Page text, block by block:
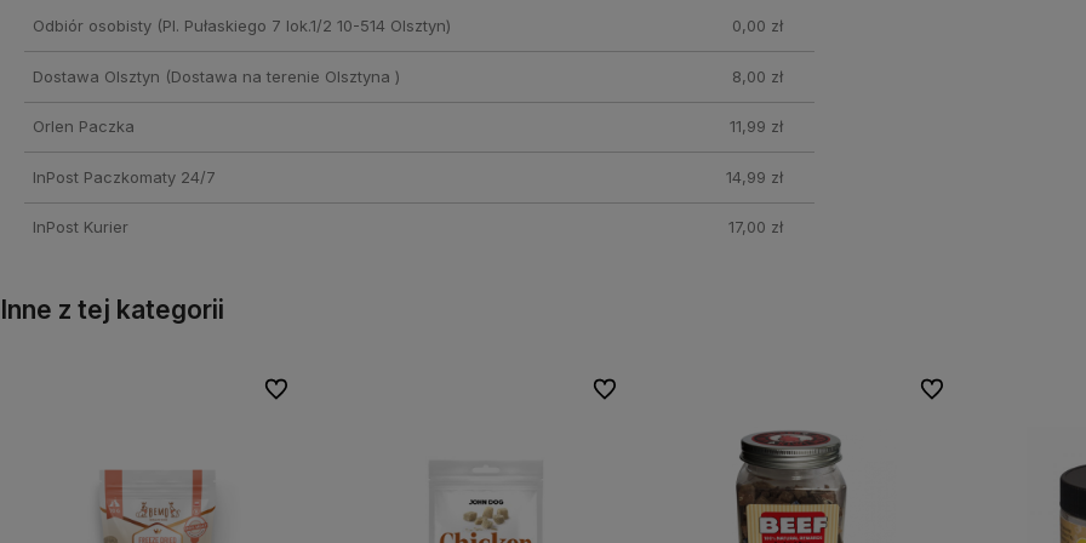
Odbiór osobisty(Pl. Pułaskiego 7 lok.1/2 10-514 Olsztyn) 0,00 zł
Dostawa Olsztyn (Dostawa na terenie Olsztyna ) 8,00 zł
Orlen Paczka 11,99 zł
InPost Paczkomaty 24/7 14,99 zł
InPost Kurier 17,00 zł
Inne z tej kategorii
Do ulubionych
Do ulubionych Do ulubionych
Do ulubionych Do ulubionych
Do ulubionych